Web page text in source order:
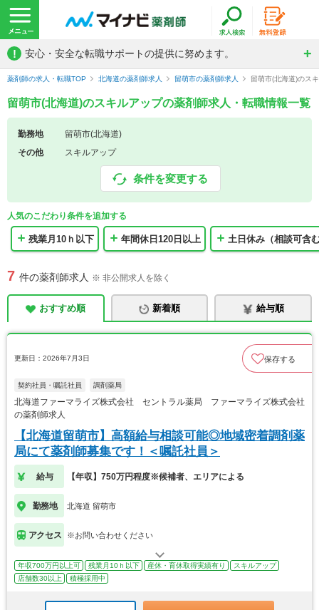
! 安心・安全な転職サポートの提供に努めます。
薬剤師の求人・転職TOP 北海道の薬剤師求人 留萌市の薬剤師求人 留萌市(北海道)のス
留萌市(北海道)のスキルアップの薬剤師求人・転職情報一覧
勤務地
留萌市(北海道)
その他
スキルアップ
条件を変更する
人気のこだわり条件を追加する
残業月10ｈ以下 年間休日120日以上 土日休み（相談可含
7 件の薬剤師求人 ※ 非公開求人を除く
おすすめ順 新着順 給与順
更新日：2026年7月3日 保存する
契約社員・嘱託社員 調剤薬局
北海道ファーマライズ株式会社 セントラル薬局 ファーマライズ株式会社
の薬剤師求人
【北海道留萌市】高額給与相談可能◎地域密着調剤薬
局にて薬剤師募集です！＜嘱託社員＞
給与 【年収】750万円程度※候補者、エリアによる
勤務地 北海道 留萌市
アクセス ※お問い合わせください
年収700万円以上可 残業月10ｈ以下 産休・育休取得実績有り
スキルアップ
店舗数30以上
積極採用中